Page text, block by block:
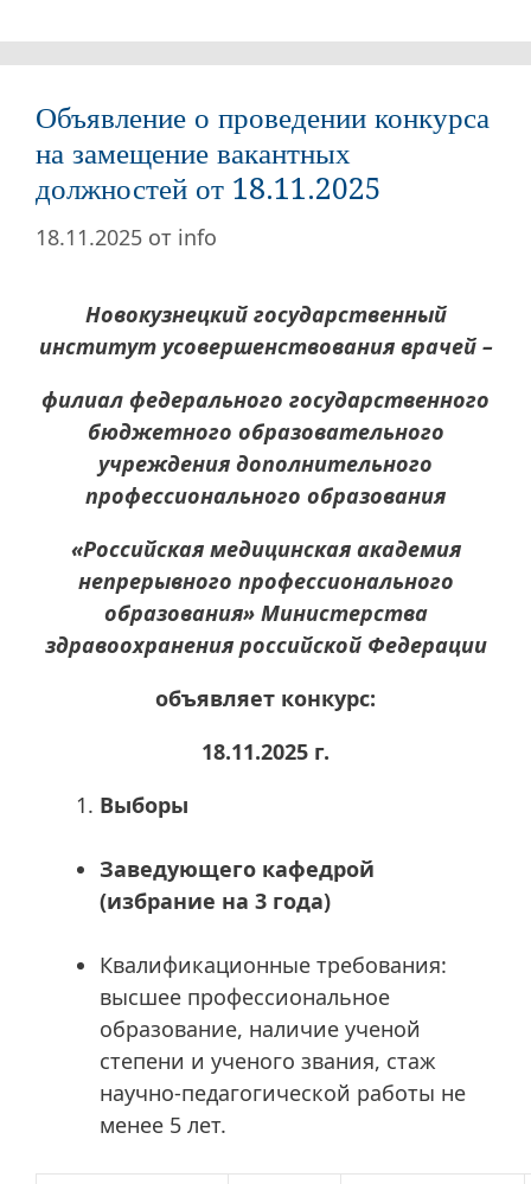
Объявление о проведении конкурса
на замещение вакантных
должностей от 18.11.2025
18.11.2025 от info
Новокузнецкий государственный
институт усовершенствования врачей –
филиал федерального государственного
бюджетного образовательного
учреждения дополнительного
профессионального образования
«Российская медицинская академия
непрерывного профессионального
образования» Министерства
здравоохранения российской Федерации
объявляет конкурс:
18.11.2025 г.
Выборы
Заведующего кафедрой
(избрание на 3 года)
Квалификационные требования:
высшее профессиональное
образование, наличие ученой
степени и ученого звания, стаж
научно-педагогической работы не
менее 5 лет.